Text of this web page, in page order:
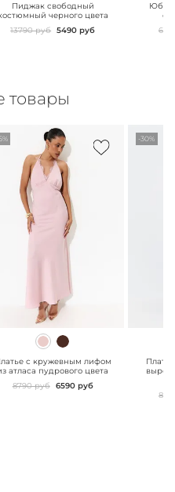
Пиджак свободный
черного цвета
13790 руб 5490 руб
Юбка
товары
prevent-
с кружевным лифом
атласа пудрового цвета
8790 руб 6590 руб
-30%